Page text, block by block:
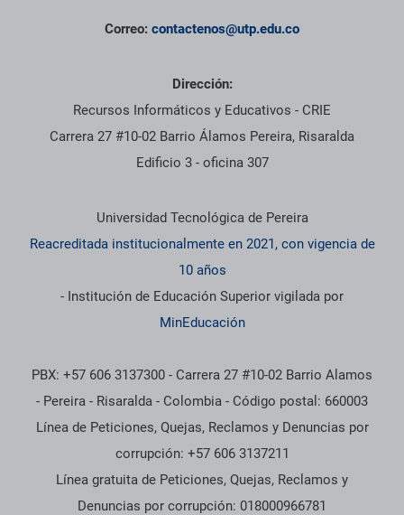
Correo: contactenos@utp.edu.co
Dirección:
Recursos Informáticos y Educativos - CRIE
Carrera 27 #10-02 Barrio Álamos Pereira, Risaralda
Edificio 3 - oficina 307
Información institucional
Universidad Tecnológica de Pereira
Reacreditada institucionalmente en 2021, con vigencia de
10 años
- Institución de Educación Superior vigilada por
MinEducación
PBX: +57 606 3137300 - Carrera 27 #10-02 Barrio Alamos
- Pereira - Risaralda - Colombia - Código postal: 660003
Línea de Peticiones, Quejas, Reclamos y Denuncias por
corrupción: +57 606 3137211
Línea gratuita de Peticiones, Quejas, Reclamos y
Denuncias por corrupción: 018000966781